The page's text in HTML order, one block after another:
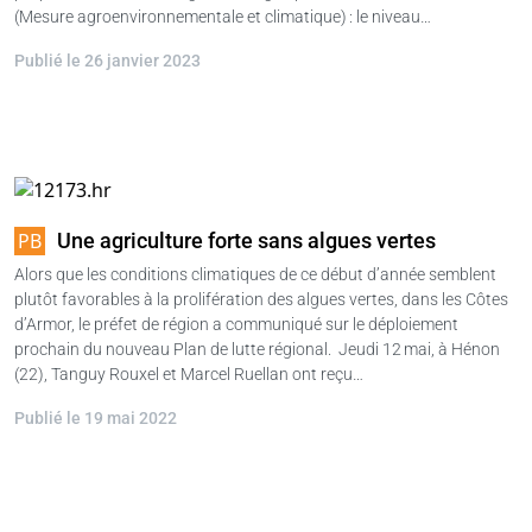
(Mesure agroenvironnementale et climatique) : le niveau…
Publié le 26 janvier 2023
Une agriculture forte sans algues vertes
Alors que les conditions climatiques de ce début d’année semblent
plutôt favorables à la prolifération des algues vertes, dans les Côtes
d’Armor, le préfet de région a communiqué sur le déploiement
prochain du nouveau Plan de lutte régional. Jeudi 12 mai, à Hénon
(22), Tanguy Rouxel et Marcel Ruellan ont reçu…
Publié le 19 mai 2022